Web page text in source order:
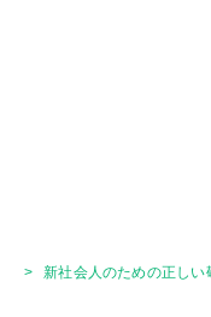
> 新社会人のための正し